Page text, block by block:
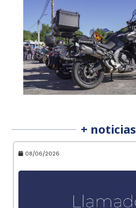
+ noticias
08/06/2026